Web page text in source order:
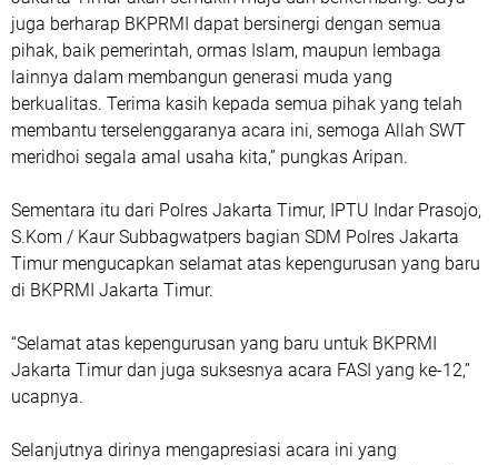
juga berharap BKPRMI dapat bersinergi dengan semua
pihak, baik pemerintah, ormas Islam, maupun lembaga
lainnya dalam membangun generasi muda yang
berkualitas. Terima kasih kepada semua pihak yang telah
membantu terselenggaranya acara ini, semoga Allah SWT
meridhoi segala amal usaha kita,” pungkas Aripan.
Sementara itu dari Polres Jakarta Timur, IPTU Indar Prasojo,
S.Kom / Kaur Subbagwatpers bagian SDM Polres Jakarta
Timur mengucapkan selamat atas kepengurusan yang baru
di BKPRMI Jakarta Timur.
“Selamat atas kepengurusan yang baru untuk BKPRMI
Jakarta Timur dan juga suksesnya acara FASI yang ke-12,”
ucapnya.
Selanjutnya dirinya mengapresiasi acara ini yang